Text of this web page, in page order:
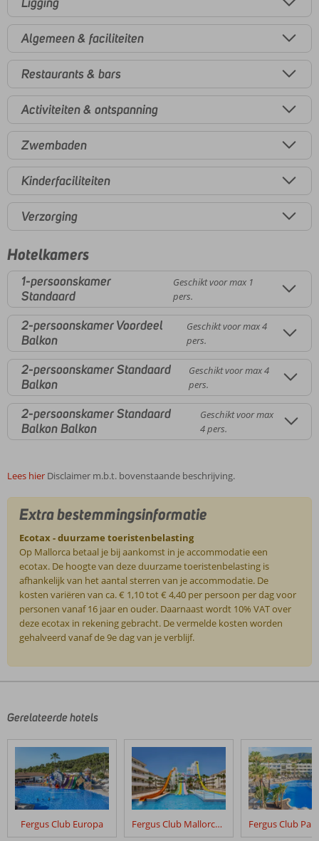
Algemeen & faciliteiten
Restaurants & bars
Activiteiten & ontspanning
Zwembaden
Kinderfaciliteiten
Verzorging
Hotelkamers
1-persoonskamer
Standaard
Geschikt voor max 1
pers.
2-persoonskamer Voordeel
Balkon
Geschikt voor max 4
pers.
2-persoonskamer Standaard
Balkon
Geschikt voor max 4
pers.
2-persoonskamer Standaard
Balkon Balkon
Geschikt voor max
4 pers.
Lees hier Disclaimer m.b.t. bovenstaande beschrijving.
Extra bestemmingsinformatie
Ecotax - duurzame toeristenbelasting
Op Mallorca betaal je bij aankomst in je accommodatie een
ecotax. De hoogte van deze duurzame toeristenbelasting is
afhankelijk van het aantal sterren van je accommodatie. De
kosten variëren van ca. € 1,10 tot € 4,40 per persoon per dag voor
personen vanaf 16 jaar en ouder. Daarnaast wordt 10% VAT over
deze ecotax in rekening gebracht. De vermelde kosten worden
gehalveerd vanaf de 9e dag van je verblijf.
door
klanten
geschreven
na
hun
verblijf
HM
Gerelateerde hotels
Fergus Club Europa Fergus Club Mallorca Waterpark